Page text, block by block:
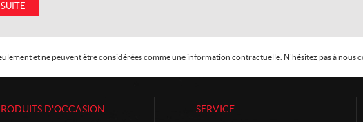
et ne peuvent être considérées comme une information contractuelle. N'hésitez pas à nous
D'OCCASION SERVICE